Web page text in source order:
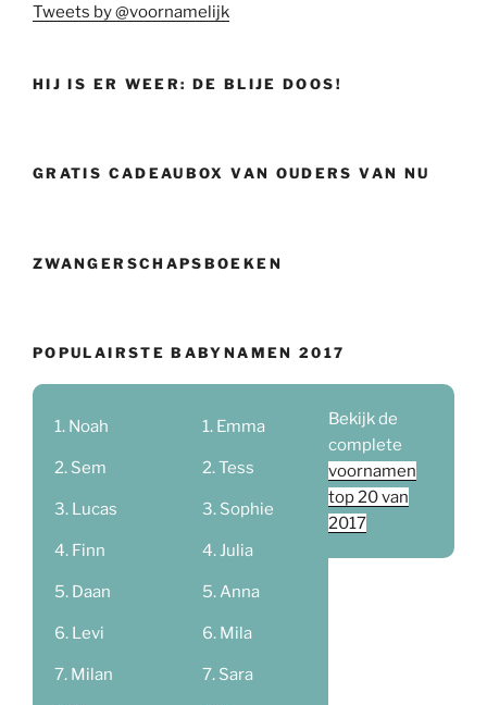
Tweets by @voornamelijk
HIJ IS ER WEER: DE BLIJE DOOS!
GRATIS CADEAUBOX VAN OUDERS VAN NU
ZWANGERSCHAPSBOEKEN
POPULAIRSTE BABYNAMEN 2017
Noah
Sem
Lucas
Finn
Daan
Levi
Milan
Emma
Tess
Sophie
Julia
Anna
Mila
Sara
Bekijk de
complete
voornamen
top 20 van
2017